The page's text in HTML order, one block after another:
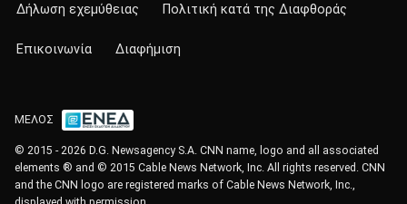
Δήλωση εχεμύθειας Πολιτική κατά της Διαφθοράς
Επικοινωνία Διαφήμιση
ΜΕΛΟΣ
© 2015 - 2026 D.G. Newsagency S.A. CNN name, logo and all associated
elements ® and © 2015 Cable News Network, Inc. All rights reserved. CNN
and the CNN logo are registered marks of Cable News Network, Inc.,